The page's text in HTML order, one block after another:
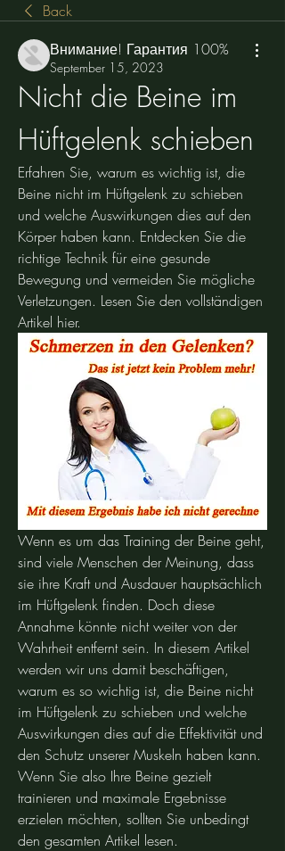
Back
Внимание! Гарантия 100%
September 15, 2023
Nicht die Beine im
Hüftgelenk schieben
Erfahren Sie, warum es wichtig ist, die
Beine nicht im Hüftgelenk zu schieben
und welche Auswirkungen dies auf den
Körper haben kann. Entdecken Sie die
richtige Technik für eine gesunde
Bewegung und vermeiden Sie mögliche
Verletzungen. Lesen Sie den vollständigen
Artikel hier.
Wenn es um das Training der Beine geht,
sind viele Menschen der Meinung, dass
sie ihre Kraft und Ausdauer hauptsächlich
im Hüftgelenk finden. Doch diese
Annahme könnte nicht weiter von der
Wahrheit entfernt sein. In diesem Artikel
werden wir uns damit beschäftigen,
warum es so wichtig ist, die Beine nicht
im Hüftgelenk zu schieben und welche
Auswirkungen dies auf die Effektivität und
den Schutz unserer Muskeln haben kann.
Wenn Sie also Ihre Beine gezielt
trainieren und maximale Ergebnisse
erzielen möchten, sollten Sie unbedingt
den gesamten Artikel lesen.